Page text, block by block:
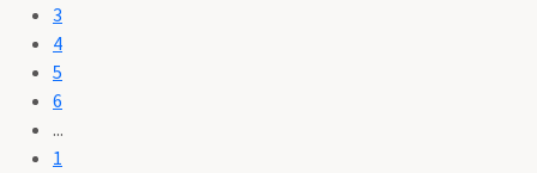
3
4
5
6
...
1